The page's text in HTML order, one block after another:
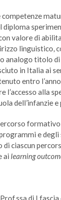
competenze
diploma
valore di
linguistico,
analogo titolo
in Italia ai
entro
l’accesso alla
dell’infanzie
e
di ciascun
ai learning
di I